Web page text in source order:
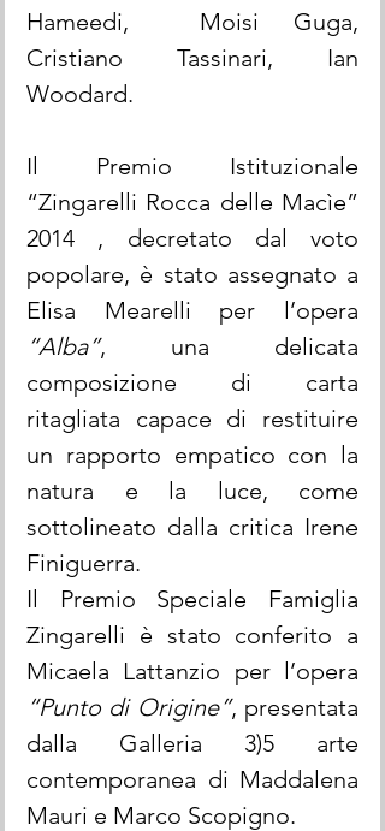
Hameedi,  Moisi Guga,
Cristiano Tassinari, Ian
Woodard.
Il Premio Istituzionale
“Zingarelli Rocca delle Macìe”
2014 , decretato dal voto
popolare, è stato assegnato a
“Alba”, una delicata
composizione di carta
ritagliata capace di restituire
un rapporto empatico con la
natura e la luce, come
sottolineato dalla critica Irene
Finiguerra.
Il Premio Speciale Famiglia
Zingarelli è stato conferito a
“Punto di Origine”, presentata
dalla Galleria 3)5 arte
contemporanea di Maddalena
Mauri e Marco Scopigno.